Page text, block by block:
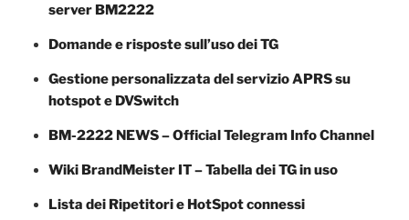
server BM2222
Domande e risposte sull’uso dei TG
Gestione personalizzata del servizio APRS su
hotspot e DVSwitch
BM-2222 NEWS – Official Telegram Info Channel
Wiki BrandMeister IT – Tabella dei TG in uso
Lista dei Ripetitori e HotSpot connessi